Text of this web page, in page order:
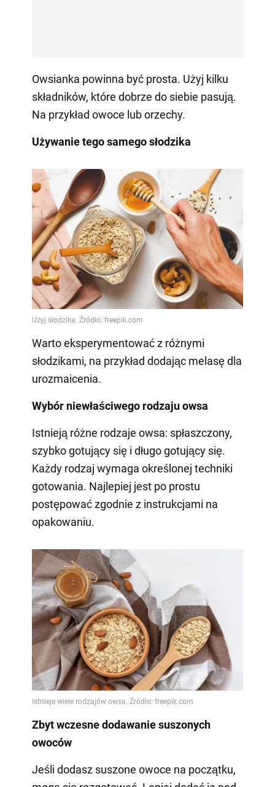
Owsianka powinna być prosta. Użyj kilku
składników, które dobrze do siebie pasują.
Na przykład owoce lub orzechy.
Używanie tego samego słodzika
Warto eksperymentować z różnymi
słodzikami, na przykład dodając melasę dla
urozmaicenia.
Wybór niewłaściwego rodzaju owsa
Istnieją różne rodzaje owsa: spłaszczony,
szybko gotujący się i długo gotujący się.
Każdy rodzaj wymaga określonej techniki
gotowania. Najlepiej jest po prostu
postępować zgodnie z instrukcjami na
opakowaniu.
Zbyt wczesne dodawanie suszonych
owoców
Jeśli dodasz suszone owoce na początku,